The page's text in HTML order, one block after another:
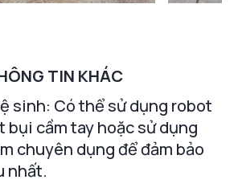
TIN KHÁC
sinh: Có thể sử dụng robot
bụi cầm tay hoặc sử dụng
chuyên dụng để đảm bảo
nhất.